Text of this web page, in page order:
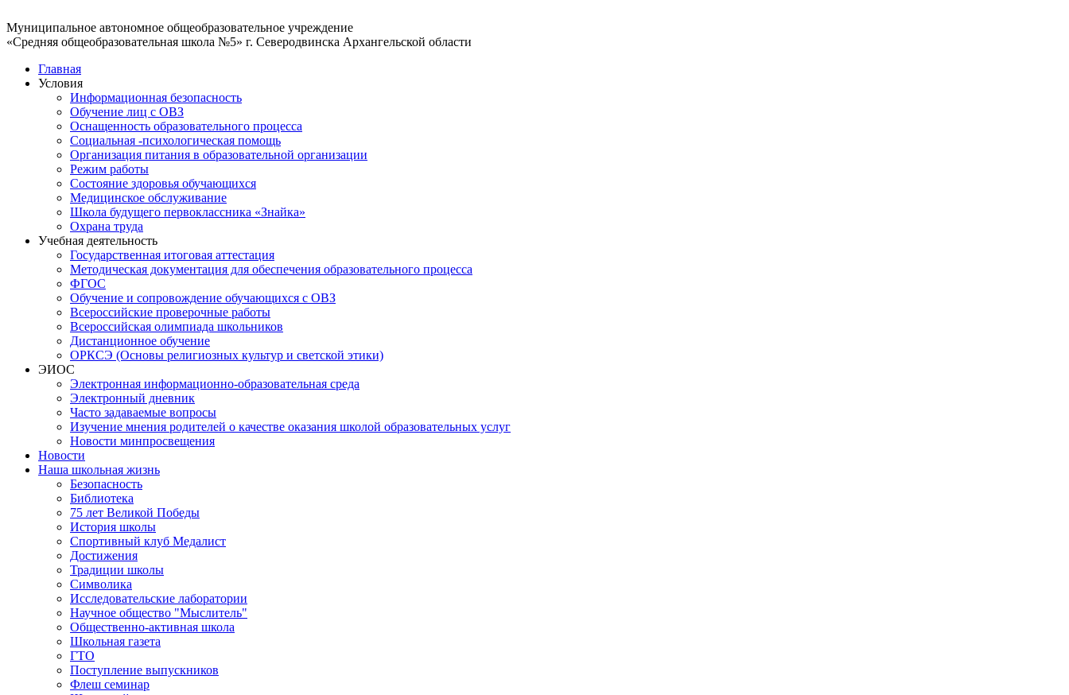
Муниципальное автономное общеобразовательное учреждение
«Средняя общеобразовательная школа №5» г. Северодвинска Архангельской области
Главная
Условия
Информационная безопасность
Обучение лиц с ОВЗ
Оснащенность образовательного процесса
Социальная -психологическая помощь
Организация питания в образовательной организации
Режим работы
Состояние здоровья обучающихся
Медицинское обслуживание
Школа будущего первоклассника «Знайка»
Охрана труда
Учебная деятельность
Государственная итоговая аттестация
Методическая документация для обеспечения образовательного процесса
ФГОС
Обучение и сопровождение обучающихся с ОВЗ
Всероссийские проверочные работы
Всероссийская олимпиада школьников
Дистанционное обучение
ОРКСЭ (Основы религиозных культур и светской этики)
ЭИОС
Электронная информационно-образовательная среда
Электронный дневник
Часто задаваемые вопросы
Изучение мнения родителей о качестве оказания школой образовательных услуг
Новости минпросвещения
Новости
Наша школьная жизнь
Безопасность
Библиотека
75 лет Великой Победы
История школы
Спортивный клуб Медалист
Достижения
Традиции школы
Символика
Исследовательские лаборатории
Научное общество "Мыслитель"
Общественно-активная школа
Школьная газета
ГТО
Поступление выпускников
Флеш семинар